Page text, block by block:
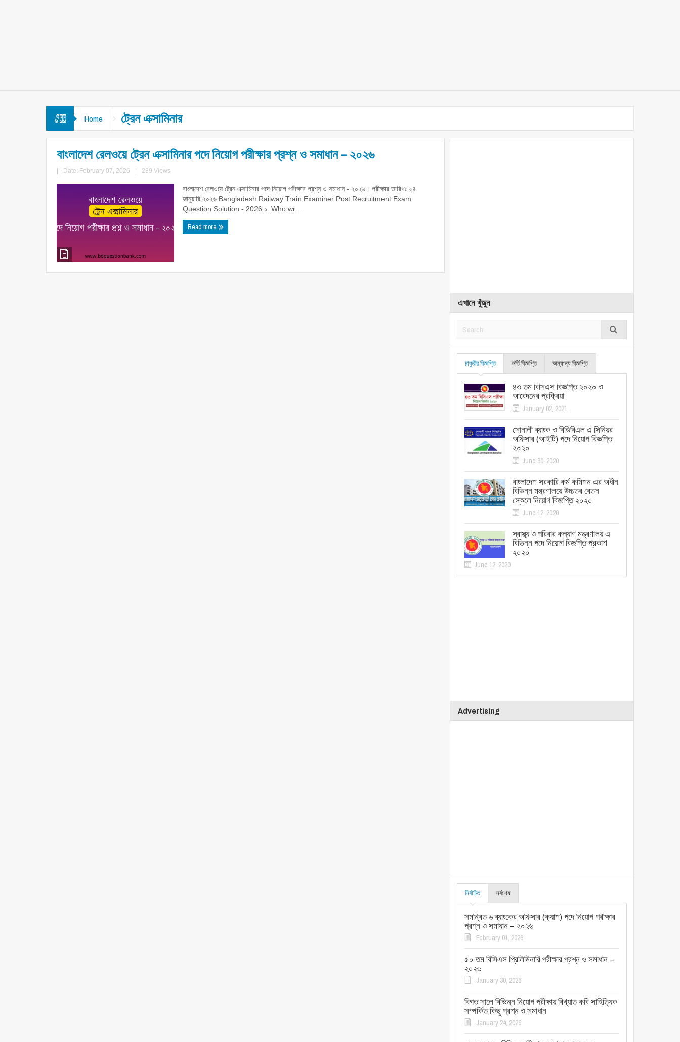
Home ট্রেন এক্সামিনার
বাংলাদেশ রেলওয়ে ট্রেন এক্সামিনার পদে নিয়োগ পরীক্ষার প্রশ্ন ও সমাধান – ২০২৬
Date: February 07, 2026 289 Views
বাংলাদেশ রেলওয়ে ট্রেন এক্সামিনার পদে নিয়োগ পরীক্ষার প্রশ্ন ও সমাধান - ২০২৬। পরীক্ষার তারিখঃ ২৪
জানুয়ারি ২০২৬ Bangladesh Railway Train Examiner Post Recruitment Exam
Question Solution - 2026 ১. Who wr ...
Read more
এখানে খুঁজুন
চাকুরীর বিজ্ঞপ্তি ভর্তি বিজ্ঞপ্তি অন্যান্য বিজ্ঞপ্তি
৪৩ তম বিসিএস বিজ্ঞপ্তি ২০২০ ও
আবেদনের প্রক্রিয়া
January 02, 2021
সোনালী ব্যাংক ও বিডিবিএল এ সিনিয়র
অফিসার (আইটি) পদে নিয়োগ বিজ্ঞপ্তি
২০২০
June 30, 2020
বাংলাদেশ সরকারি কর্ম কমিশন এর অধীন
বিভিন্ন মন্ত্রণালয়ে উচ্চতর বেতন
স্কেলে নিয়োগ বিজ্ঞপ্তি ২০২০
June 12, 2020
স্বাস্থ্য ও পরিবার কল্যাণ মন্ত্রণালয় এ
বিভিন্ন পদে নিয়োগ বিজ্ঞপ্তি প্রকাশ
২০২০
June 12, 2020
Advertising
নির্বাচিত সর্বশেষ
সমন্বিত ৬ ব্যাংকের অফিসার (ক্যাশ) পদে নিয়োগ পরীক্ষার
প্রশ্ন ও সমাধান – ২০২৬
February 01, 2026
৫০ তম বিসিএস প্রিলিমিনারি পরীক্ষার প্রশ্ন ও সমাধান –
২০২৬
January 30, 2026
বিগত সালে বিভিন্ন নিয়োগ পরীক্ষায় বিখ্যাত কবি সাহিত্যিক
সম্পর্কিত কিছু প্রশ্ন ও সমাধান
January 24, 2026